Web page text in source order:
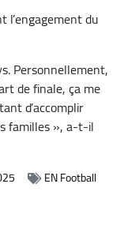
l’engagement du
Personnellement,
de finale, ça me
d’accomplir
familles », a-t-il
EN Football